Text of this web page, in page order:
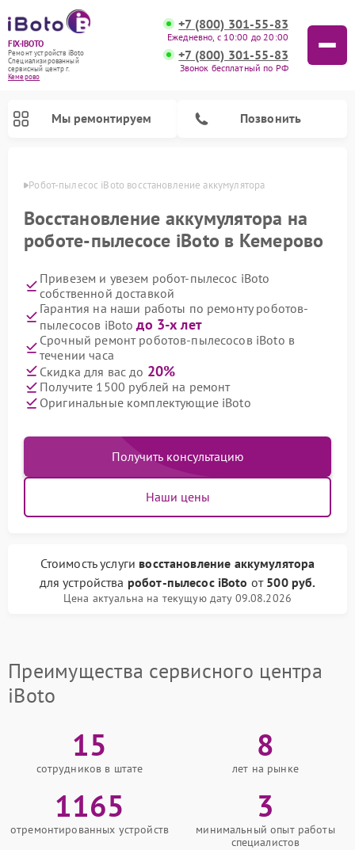
FIX-IBOTO
Ремонт устройств iBoto
Специализированный
cервисный центр г.
Кемерово
+7 (800) 301-55-83
Ежедневно, с 10:00 до 20:00
+7 (800) 301-55-83
Звонок бесплатный по РФ
Мы ремонтируем Позвонить
Робот-пылесос iBoto восстановление аккумулятора
Восстановление аккумулятора на
роботе-пылесосе iBoto в Кемерово
Привезем и увезем робот-пылесос iBoto
собственной доставкой
Гарантия на наши работы по ремонту роботов-
пылесосов iBotoдо 3-х лет
Срочный ремонт роботов-пылесосов iBoto в
течении часа
Скидка для вас до 20%
Получите 1500 рублей на ремонт
Оригинальные комплектующие iBoto
Получить консультацию
Наши цены
Стоимость услуги восстановление аккумулятора
для устройства робот-пылесос iBoto от 500 руб.
Цена актуальна на текущую дату 09.08.2026
Преимущества сервисного центра
iBoto
15
сотрудников в штате
8
лет на рынке
1165
отремонтированных устройств
3
минимальный опыт работы
специалистов